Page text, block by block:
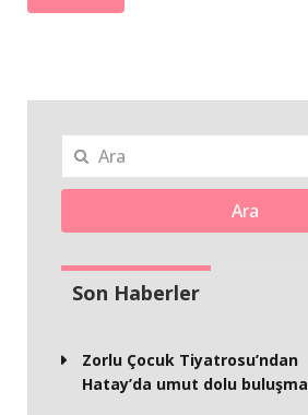
Ara
Son Haberler
Zorlu Çocuk Tiyatrosu’ndan
Hatay’da umut dolu buluşma